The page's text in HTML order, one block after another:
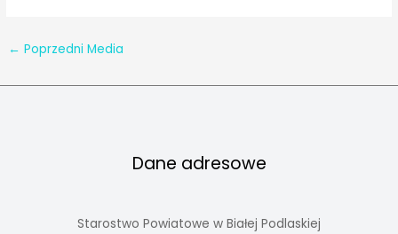
← Poprzedni Media
Dane adresowe
Starostwo Powiatowe w Białej Podlaskiej